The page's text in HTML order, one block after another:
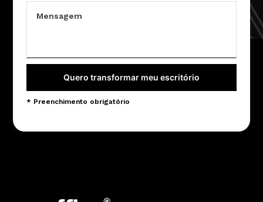
Mensagem
Quero transformar meu escritório
* Preenchimento obrigatório